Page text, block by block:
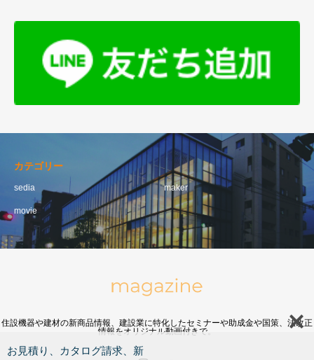
カテゴリー
sedia maker
movie
住設機器や建材の新商品情報、建設業に特化したセミナーや助成金や国策、法改正
情報をオリジナル動画付きで。
お見積り、カタログ請求、新